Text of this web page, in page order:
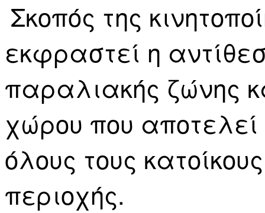
Σκοπός της
εκφραστεί η
παραλιακής ζώνης
χώρου που
όλους τους
περιοχής.